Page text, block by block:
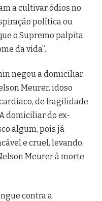
a cultivar ódios no
política ou
o Supremo palpita
da vida”.
negou a domiciliar
Meurer, idoso
de fragilidade
domiciliar do ex-
algum, pois já
e cruel, levando,
Meurer à morte
contra a